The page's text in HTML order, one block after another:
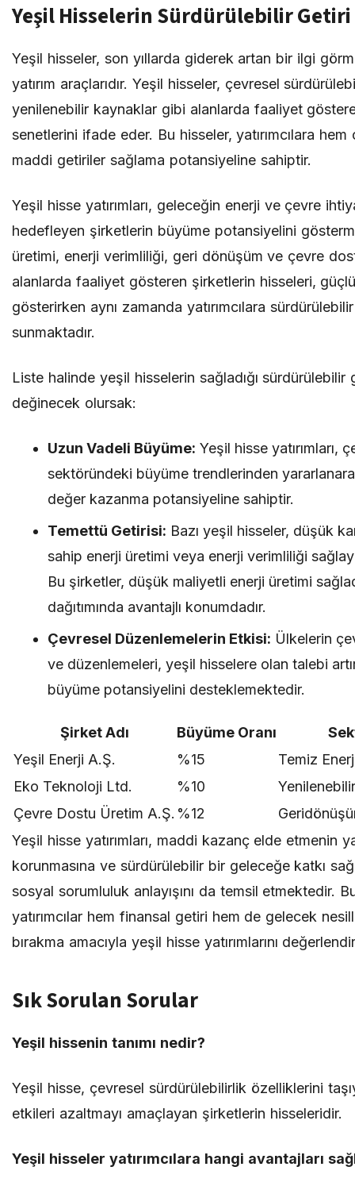
Yeşil Hisselerin Sürdürülebilir
Yeşil hisseler, son yıllarda giderek artan bir ilgi
yatırım araçlarıdır. Yeşil hisseler, çevresel
yenilenebilir kaynaklar gibi alanlarda faaliyet
senetlerini ifade eder. Bu hisseler, yatırımcılara
maddi getiriler sağlama potansiyeline sahiptir.
Yeşil hisse yatırımları, geleceğin enerji ve çevre
hedefleyen şirketlerin büyüme potansiyelini
üretimi, enerji verimliliği, geri dönüşüm ve çevre
alanlarda faaliyet gösteren şirketlerin hisseleri,
gösterirken aynı zamanda yatırımcılara
sunmaktadır.
Liste halinde yeşil hisselerin sağladığı sürdürülebilir
değinecek olursak:
Uzun Vadeli Büyüme: Yeşil hisse yatırımları,
sektöründeki büyüme trendlerinden
değer kazanma potansiyeline sahiptir.
Temettü Getirisi: Bazı yeşil hisseler, düşük
sahip enerji üretimi veya enerji verimliliği
Bu şirketler, düşük maliyetli enerji üretimi
dağıtımında avantajlı konumdadır.
Çevresel Düzenlemelerin Etkisi: Ülkelerin
ve düzenlemeleri, yeşil hisselere olan talebi
büyüme potansiyelini desteklemektedir.
Şirket Adı Büyüme Oranı
Yeşil Enerji A.Ş.
%15
Temiz
Eko Teknoloji Ltd.
%10
Çevre Dostu Üretim A.Ş. %12
Yeşil hisse yatırımları, maddi kazanç elde etmenin
korunmasına ve sürdürülebilir bir geleceğe katkı
sosyal sorumluluk anlayışını da temsil etmektedir.
yatırımcılar hem finansal getiri hem de gelecek
bırakma amacıyla yeşil hisse yatırımlarını
Sık Sorulan Sorular
Yeşil hissenin tanımı nedir?
Yeşil hisse, çevresel sürdürülebilirlik özelliklerini
etkileri azaltmayı amaçlayan şirketlerin hisseleridir.
Yeşil hisseler yatırımcılara hangi avantajları